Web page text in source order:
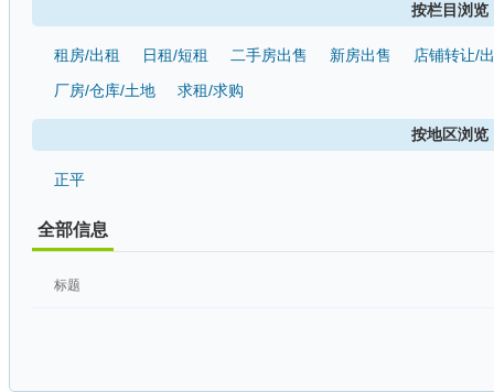
按栏目浏览
租房/出租 日租/短租 二手房出售 新房出售
店铺转让/
厂房/仓库/土地
求租/求购
按地区浏览
正平
全部信息
标题